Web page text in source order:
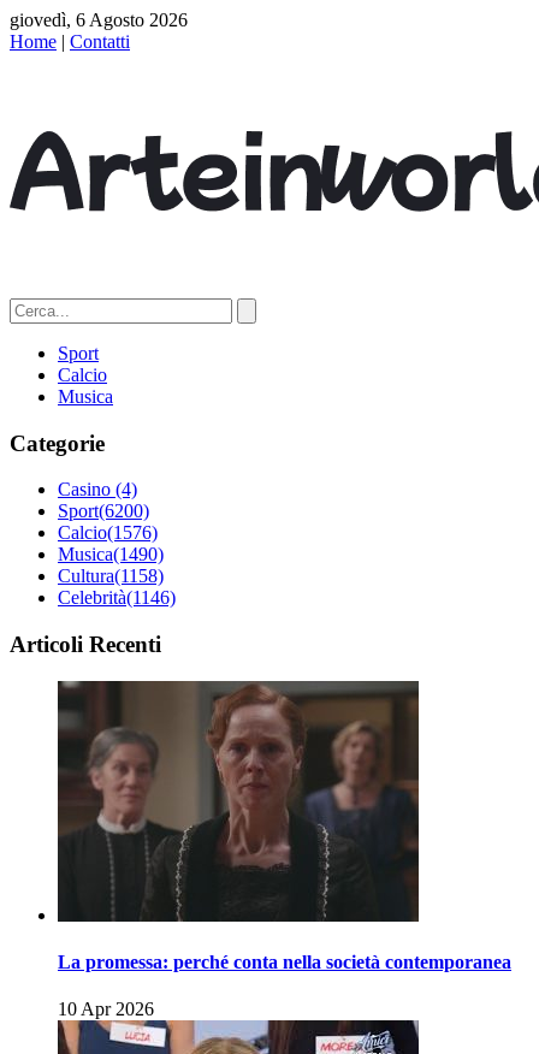
giovedì, 6 Agosto 2026
Home | Contatti
Sport
Calcio
Musica
Categorie
Casino (4)
Sport(6200)
Calcio(1576)
Musica(1490)
Cultura(1158)
Celebrità(1146)
Articoli Recenti
La promessa: perché conta nella società contemporanea
10 Apr 2026